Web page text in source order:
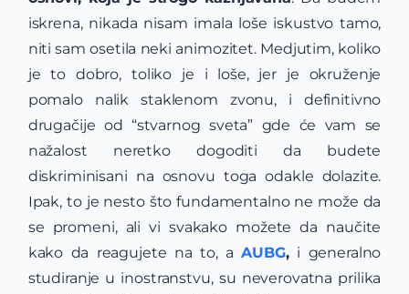
iskrena, nikada nisam imala loše iskustvo tamo,
niti sam osetila neki animozitet. Medjutim, koliko
je to dobro, toliko je i loše, jer je okruženje
pomalo nalik staklenom zvonu, i definitivno
drugačije od “stvarnog sveta” gde će vam se
nažalost neretko dogoditi da budete
diskriminisani na osnovu toga odakle dolazite.
Ipak, to je nesto što fundamentalno ne može da
se promeni, ali vi svakako možete da naučite
kako da reagujete na to, aAUBG,i generalno
studiranje u inostranstvu, su neverovatna prilika